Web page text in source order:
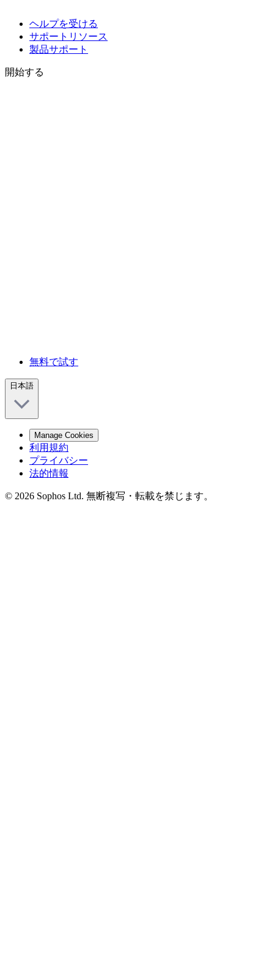
ヘルプを受ける
サポートリソース
製品サポート
開始する
無料で試す
日本語
Manage Cookies
利用規約
プライバシー
法的情報
© 2026 Sophos Ltd. 無断複写・転載を禁じます。